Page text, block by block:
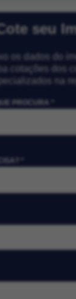
seu
os dados do
cotações dos
na
PROCURA *
*